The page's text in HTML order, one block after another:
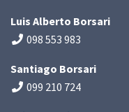
Luis Alberto Borsari
098 553 983
Santiago Borsari
099 210 724